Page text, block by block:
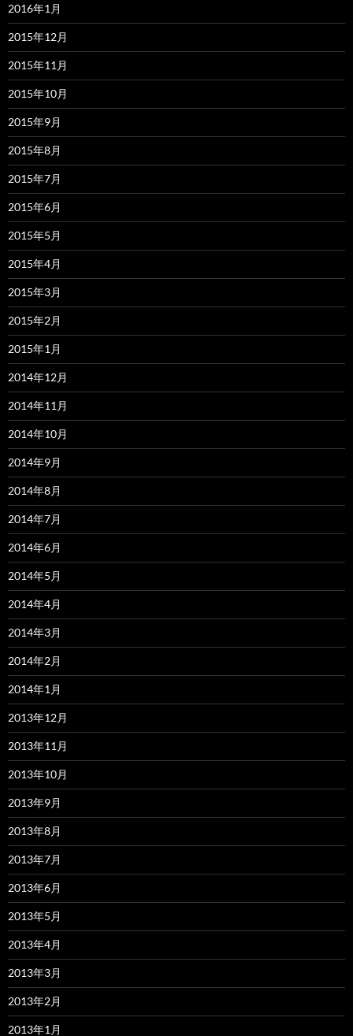
2016年1月
2015年12月
2015年11月
2015年10月
2015年9月
2015年8月
2015年7月
2015年6月
2015年5月
2015年4月
2015年3月
2015年2月
2015年1月
2014年12月
2014年11月
2014年10月
2014年9月
2014年8月
2014年7月
2014年6月
2014年5月
2014年4月
2014年3月
2014年2月
2014年1月
2013年12月
2013年11月
2013年10月
2013年9月
2013年8月
2013年7月
2013年6月
2013年5月
2013年4月
2013年3月
2013年2月
2013年1月